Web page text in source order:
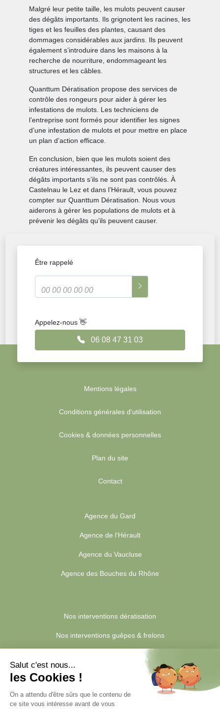
Malgré leur petite taille, les mulots peuvent causer
des dégâts importants. Ils grignotent les racines, les
tiges et les feuilles des plantes, causant des
dommages considérables aux jardins. Ils peuvent
également s’introduire dans les maisons à la
recherche de nourriture, endommageant les
structures et les câbles.
Quanttum Dératisation propose des services de
contrôle des rongeurs pour aider à gérer les
infestations de mulots. Les techniciens de
l’entreprise sont formés pour identifier les signes
d’une infestation de mulots et pour mettre en place
un plan d’action efficace.
En conclusion, bien que les mulots soient des
créatures intéressantes, ils peuvent causer des
dégâts importants s’ils ne sont pas contrôlés. À
Castelnau le Lez et dans l’Hérault, vous pouvez
compter sur Quanttum Dératisation. Nous vous
aiderons à gérer les populations de mulots et à
prévenir les dégâts qu’ils peuvent causer.
Être rappelé
Appelez-nous 👋
06 08 47 31 03
Mentions légales
Conditions générales d'utilisation
Cookies & données personnelles
Plan du site
Contact
Agence du Gard
Agence de l'Hérault
Agence du Vaucluse
Agence des Bouches du Rhône
Nos interventions dératisation
Nos interventions guêpes & frelons
Nos interventions blattes & cafards
Nos interventions punaises de lit